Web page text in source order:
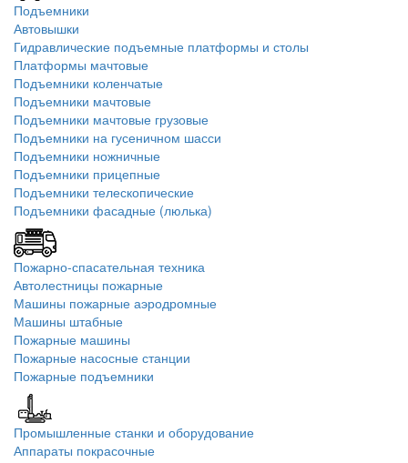
Подъемники
Автовышки
Гидравлические подъемные платформы и столы
Платформы мачтовые
Подъемники коленчатые
Подъемники мачтовые
Подъемники мачтовые грузовые
Подъемники на гусеничном шасси
Подъемники ножничные
Подъемники прицепные
Подъемники телескопические
Подъемники фасадные (люлька)
Пожарно-спасательная техника
Автолестницы пожарные
Машины пожарные аэродромные
Машины штабные
Пожарные машины
Пожарные насосные станции
Пожарные подъемники
Промышленные станки и оборудование
Аппараты покрасочные